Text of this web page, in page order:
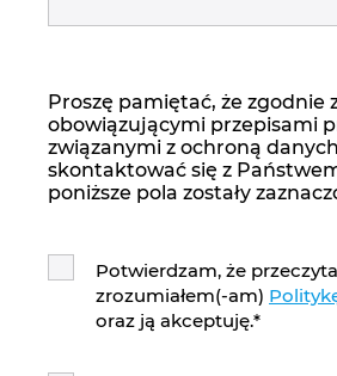
Proszę pamiętać, że zgodnie
obowiązującymi przepisami
związanymi z ochroną
skontaktować się z
poniższe pola zostały
Potwierdzam, że
zrozumiałem(-am)
oraz ją akceptuję.*